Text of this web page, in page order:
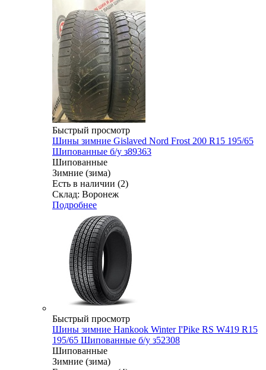
Быстрый просмотр
Шины зимние Gislaved Nord Frost 200 R15 195/65
Шипованные б/у з89363
Шипованные
Зимние (зима)
Есть в наличии (2)
Склад: Воронеж
Подробнее
Быстрый просмотр
Шины зимние Hankook Winter I'Pike RS W419 R15
195/65 Шипованные б/у з52308
Шипованные
Зимние (зима)